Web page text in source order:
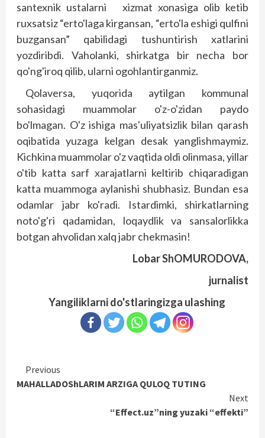
santexnik ustalarni xizmat xonasiga olib ketib
ruxsatsiz “erto'laga kirgansan, “erto'la eshigi qulfini
buzgansan” qabilidagi tushuntirish xatlarini
yozdiribdi. Vaholanki, shirkatga bir necha bor
qo'ng'iroq qilib, ularni ogohlantirganmiz.
Qolaversa, yuqorida aytilgan kommunal
sohasidagi muammolar o'z-o'zidan paydo
bo'lmagan. O'z ishiga mas'uliyatsizlik bilan qarash
oqibatida yuzaga kelgan desak yanglishmaymiz.
Kichkina muammolar o'z vaqtida oldi olinmasa, yillar
o'tib katta sarf xarajatlarni keltirib chiqaradigan
katta muammoga aylanishi shubhasiz. Bundan esa
odamlar jabr ko'radi. Istardimki, shirkatlarning
noto'g'ri qadamidan, loqaydlik va sansalorlikka
botgan ahvolidan xalq jabr chekmasin!
Lobar ShOMURODOVA,
jurnalist
Yangiliklarni do'stlaringizga ulashing
Continue
Reading
Previous
MAHALLADOShLARIM ARZIGA QULOQ TUTING
Next
“Effect.uz”ning yuzaki “effekti”